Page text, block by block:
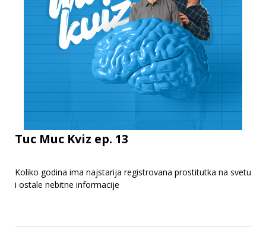
Tuc Muc Kviz ep. 13
Koliko godina ima najstarija registrovana prostitutka na svetu
i ostale nebitne informacije